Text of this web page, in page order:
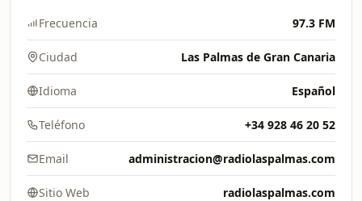
Frecuencia 97.3 FM
Ciudad Las Palmas de Gran Canaria
Idioma Español
Teléfono +34 928 46 20 52
Email administracion@radiolaspalmas.com
Sitio Web radiolaspalmas.com